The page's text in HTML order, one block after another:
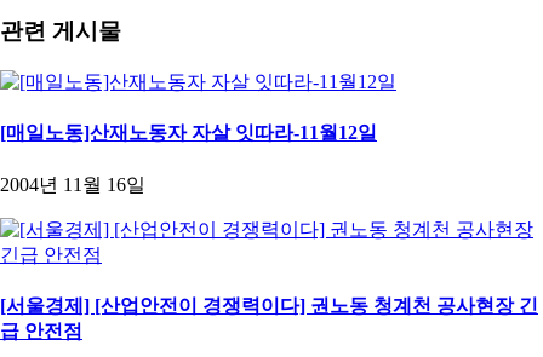
관련 게시물
[매일노동]산재노동자 자살 잇따라-11월12일
2004년 11월 16일
[서울경제] [산업안전이 경쟁력이다] 권노동 청계천 공사현장 긴
급 안전점